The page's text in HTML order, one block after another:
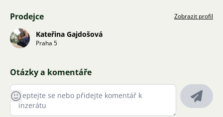
Prodejce Zobrazit profil
Kateřina Gajdošová
Praha 5
Otázky a komentáře